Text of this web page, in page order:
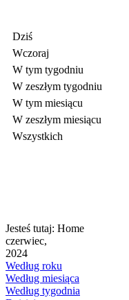
Dziś
Wczoraj
W tym tygodniu
W zeszłym tygodniu
W tym miesiącu
W zeszłym miesiącu
Wszystkich
Jesteś tutaj: Home
czerwiec,
2024
Według roku
Według miesiąca
Według tygodnia